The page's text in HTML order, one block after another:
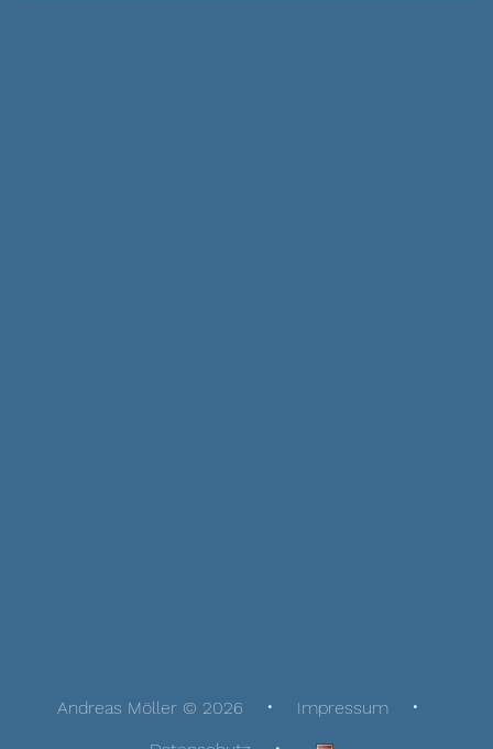
Andreas Möller © 2026
Impressum